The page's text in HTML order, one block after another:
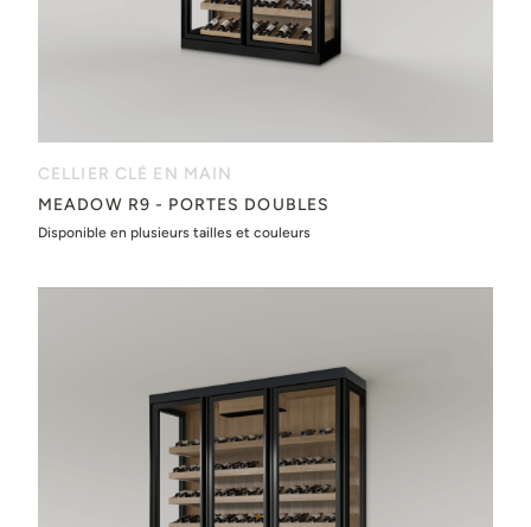
CELLIER CLÉ EN MAIN
MEADOW R9 - PORTES DOUBLES
Disponible en plusieurs tailles et couleurs